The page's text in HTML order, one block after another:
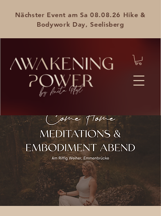
Nächster Event am Sa 08.08.26 Hike &
Bodywork Day, Seelisberg